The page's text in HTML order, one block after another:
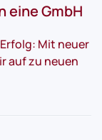
eine GmbH
Mit neuer
auf zu neuen